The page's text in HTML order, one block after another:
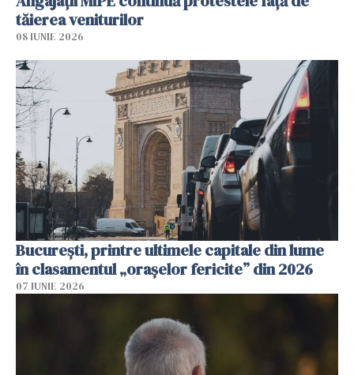
tăierea veniturilor
08 IUNIE 2026
București, printre ultimele capitale din lume
în clasamentul „orașelor fericite” din 2026
07 IUNIE 2026